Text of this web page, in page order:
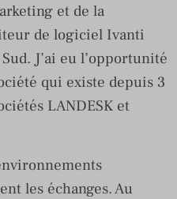
et de la
de logiciel Ivanti
J’ai eu l’opportunité
qui existe depuis 3
LANDESK et
les échanges. Au